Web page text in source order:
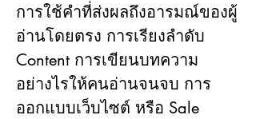
การใช้คำที่ส่งผลถึงอารมณ์ของผู้
อ่านโดยตรง การเรียงลำดับ
Content การเขียนบทความ
อย่างไรให้คนอ่านจนจบ การ
ออกแบบเว็บไซต์ หรือ Sale